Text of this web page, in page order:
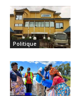
Politique